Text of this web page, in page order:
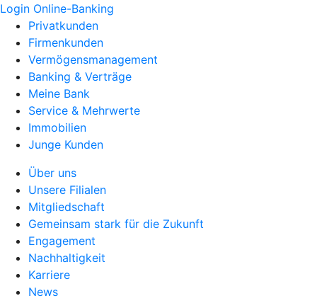
Login Online-Banking
Privatkunden
Firmenkunden
Vermögensmanagement
Banking & Verträge
Meine Bank
Service & Mehrwerte
Immobilien
Junge Kunden
Über uns
Unsere Filialen
Mitgliedschaft
Gemeinsam stark für die Zukunft
Engagement
Nachhaltigkeit
Karriere
News